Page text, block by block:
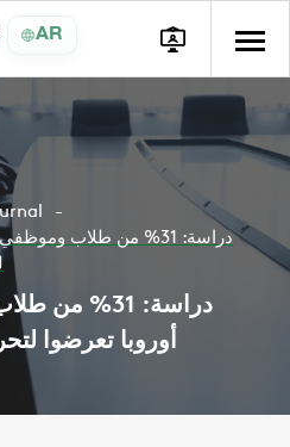
AR
دراسة: 31% من طلاب
دراسة: 31%
أوروبا تعرضوا